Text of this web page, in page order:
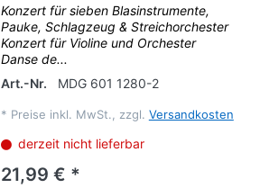
Konzert für sieben Blasinstrumente,
Pauke, Schlagzeug & Streichorchester
Konzert für Violine und Orchester
Danse de...
Art.-Nr.
MDG 601 1280-2
* Preise inkl. MwSt., zzgl. Versandkosten
derzeit nicht lieferbar
21,99 € *